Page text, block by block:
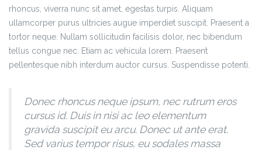
rhoncus, viverra nunc sit amet, egestas turpis. Aliquam
ullamcorper purus ultricies augue imperdiet suscipit. Praesent a
tortor neque. Nullam sollicitudin facilisis dolor, nec bibendum
tellus congue nec. Etiam ac vehicula lorem. Praesent
pellentesque nibh interdum auctor cursus. Suspendisse potenti.
Donec rhoncus neque ipsum, nec rutrum eros
cursus id. Duis in nisi ac leo elementum
gravida suscipit eu arcu. Donec ut ante erat.
Sed varius tempor risus, eu sodales massa